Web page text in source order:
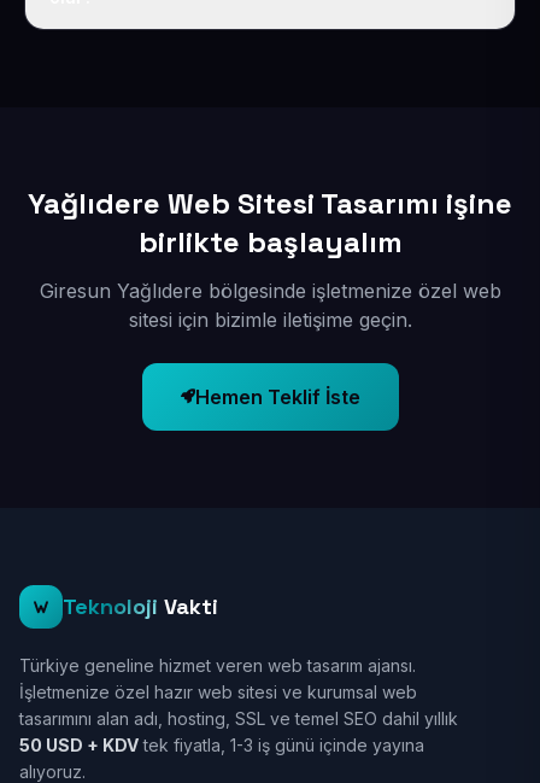
Yağlıdere Web Sitesi Tasarımı işine
birlikte başlayalım
Giresun Yağlıdere bölgesinde işletmenize özel web
sitesi için bizimle iletişime geçin.
Hemen Teklif İste
Teknoloji Vakti
Türkiye geneline hizmet veren web tasarım ajansı.
İşletmenize özel hazır web sitesi ve kurumsal web
tasarımını alan adı, hosting, SSL ve temel SEO dahil yıllık
50 USD + KDVtek fiyatla, 1-3 iş günü içinde yayına
alıyoruz.